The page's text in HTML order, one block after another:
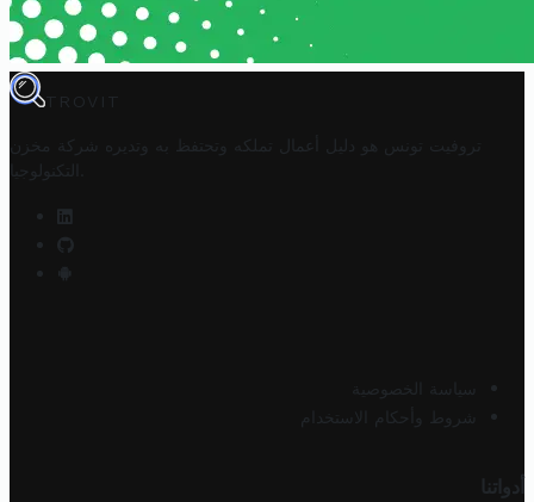
TROVIT
تروفيت تونس هو دليل أعمال تملكه وتحتفظ به وتديره
شركة مخزن
التكنولوجيا
سياسة الخصوصية
شروط وأحكام الاستخدام
أدواتنا